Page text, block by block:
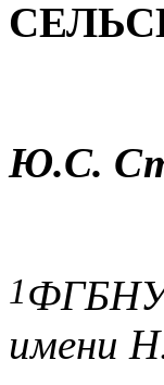
Ю.С.
1ФГБНУ
имени